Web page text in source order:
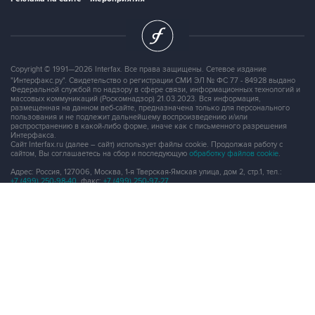
Copyright © 1991—2026 Interfax. Все права защищены. Сетевое издание
"Интерфакс.ру". Свидетельство о регистрации СМИ ЭЛ № ФС 77 - 84928 выдано
Федеральной службой по надзору в сфере связи, информационных технологий и
массовых коммуникаций (Роскомнадзор) 21.03.2023. Вся информация,
размещенная на данном веб-сайте, предназначена только для персонального
пользования и не подлежит дальнейшему воспроизведению и/или
распространению в какой-либо форме, иначе как с письменного разрешения
Интерфакса.
Сайт Interfax.ru (далее – сайт) использует файлы cookie. Продолжая работу с
сайтом, Вы соглашаетесь на сбор и последующую обработку файлов cookie.
Адрес: Россия, 127006, Москва, 1-я Тверская-Ямская улица, дом 2, стр.1, тел.:
+7 (499) 250-98-40, факс:+7 (499) 250-97-27